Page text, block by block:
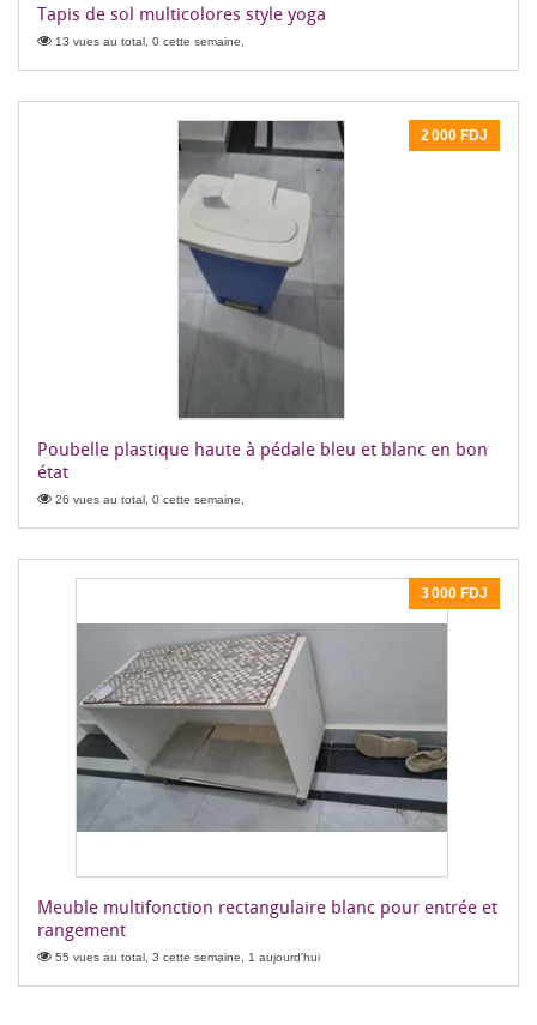
Tapis de sol multicolores style yoga
13 vues au total, 0 cette semaine,
2 000 FDJ
Poubelle plastique haute à pédale bleu et blanc en bon
état
26 vues au total, 0 cette semaine,
3 000 FDJ
Meuble multifonction rectangulaire blanc pour entrée et
rangement
55 vues au total, 3 cette semaine, 1 aujourd'hui